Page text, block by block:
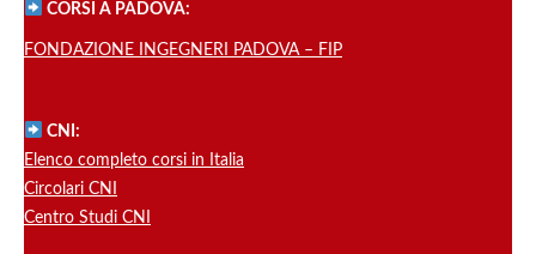
CORSI A PADOVA:
FONDAZIONE INGEGNERI PADOVA – FIP
CNI:
Elenco completo corsi in Italia
Circolari CNI
Centro Studi CNI